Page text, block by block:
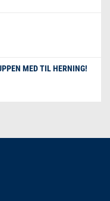
MED TIL HERNING!